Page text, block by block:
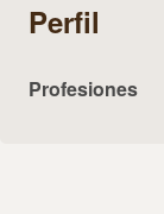
Perfil
Profesiones